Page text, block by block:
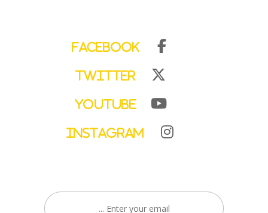
Facebook
Twitter
YouTube
Instagram